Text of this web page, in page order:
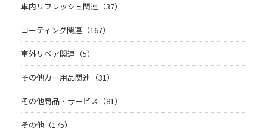
車内リフレッシュ関連（37）
コーティング関連（167）
車外リペア関連（5）
その他カー用品関連（31）
その他商品・サービス（81）
その他（175）